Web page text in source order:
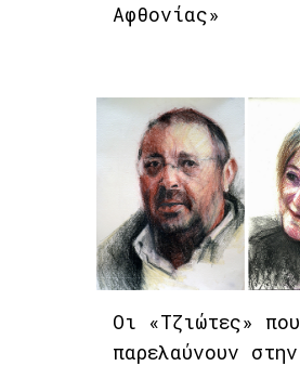
Αφθονίας»
Οι «Τζιώτες» που
παρελαύνουν στην